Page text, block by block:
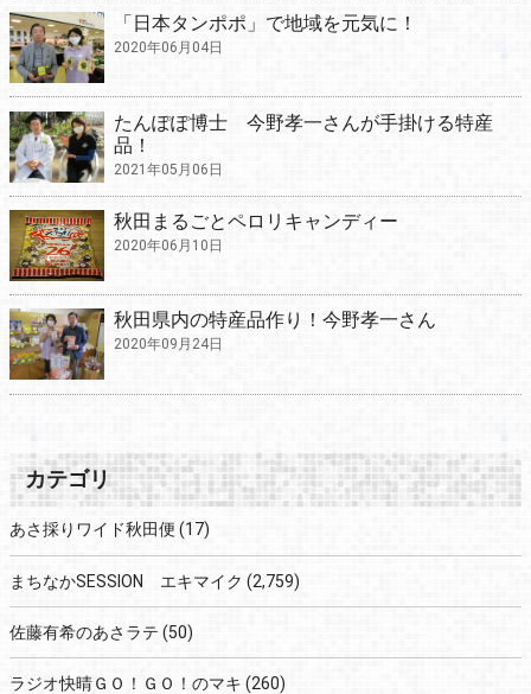
「日本タンポポ」で地域を元気に！
2020年06月04日
たんぽぽ博士 今野孝一さんが手掛ける特産
品！
2021年05月06日
秋田まるごとペロリキャンディー
2020年06月10日
秋田県内の特産品作り！今野孝一さん
2020年09月24日
カテゴリ
あさ採りワイド秋田便 (17)
まちなかSESSION エキマイク (2,759)
佐藤有希のあさラテ (50)
ラジオ快晴ＧＯ！ＧＯ！のマキ (260)